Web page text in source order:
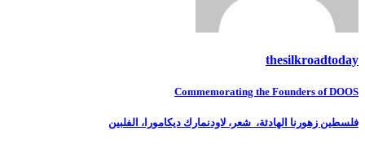
thesilkroadtoday
تصفّح
المقالات
Commemorating the Founders of DOOS
فلسطين زهورنا الهادئة، شعر، لاودنمارك ديكامورا، الفلبين